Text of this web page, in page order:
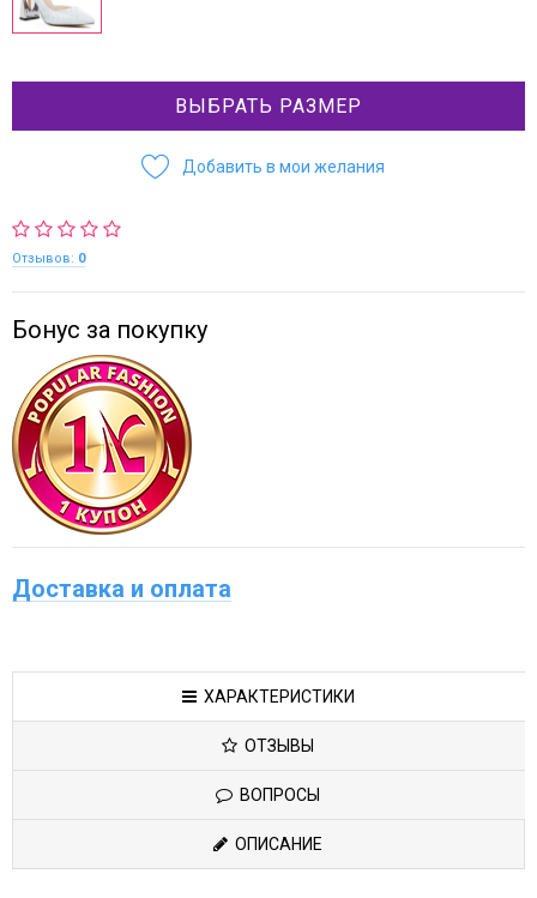
ВЫБРАТЬ РАЗМЕР
Добавить в мои желания
Отзывов: 0
Бонус за покупку
Доставка и оплата
ХАРАКТЕРИСТИКИ
ОТЗЫВЫ
ВОПРОСЫ
ОПИСАНИЕ